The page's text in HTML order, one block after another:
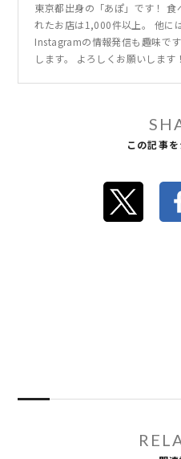
東京都出身の「あぽ」です！
れたお店は1,000件以上。 他に
Instagramの情報発信も趣味で
します。 よろしくお願いします！
この記事